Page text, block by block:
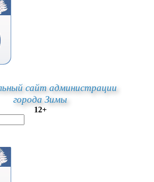
сайт администрации
города Зимы
12+